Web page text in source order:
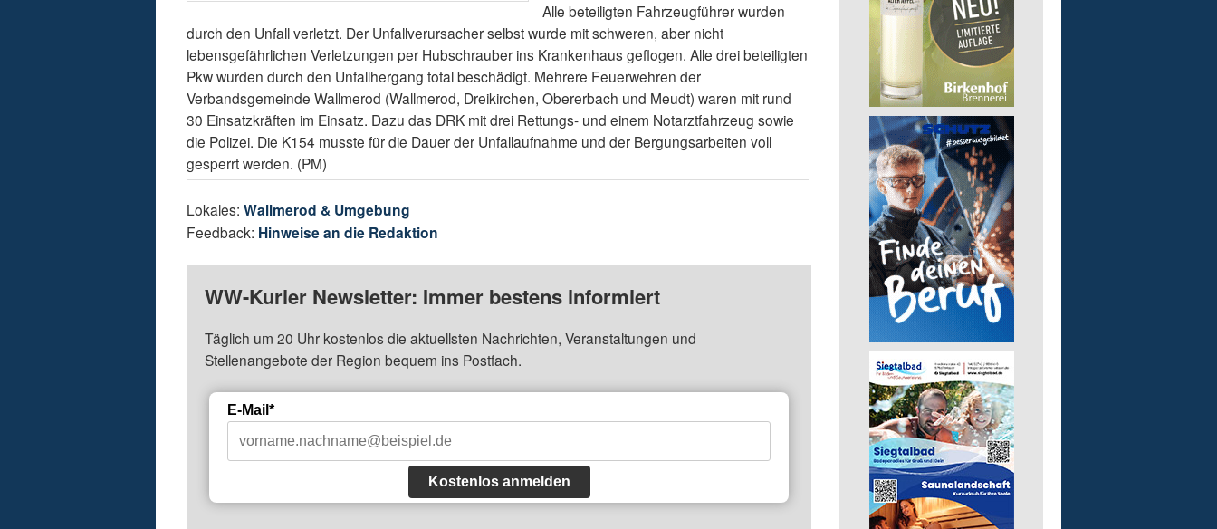
Alle beteiligten Fahrzeugführer wurden
durch den Unfall verletzt. Der Unfallverursacher selbst wurde mit schweren, aber nicht
lebensgefährlichen Verletzungen per Hubschrauber ins Krankenhaus geflogen. Alle drei beteiligten
Pkw wurden durch den Unfallhergang total beschädigt. Mehrere Feuerwehren der
Verbandsgemeinde Wallmerod (Wallmerod, Dreikirchen, Obererbach und Meudt) waren mit rund
30 Einsatzkräften im Einsatz. Dazu das DRK mit drei Rettungs- und einem Notarztfahrzeug sowie
die Polizei. Die K154 musste für die Dauer der Unfallaufnahme und der Bergungsarbeiten voll
gesperrt werden. (PM)
Lokales:Wallmerod & Umgebung
Feedback: Hinweise an die Redaktion
WW-Kurier Newsletter: Immer bestens informiert
Täglich um 20 Uhr kostenlos die aktuellsten Nachrichten, Veranstaltungen und
Stellenangebote der Region bequem ins Postfach.
E-Mail*
Kostenlos anmelden